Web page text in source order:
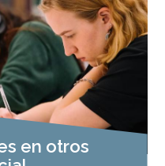
en otros